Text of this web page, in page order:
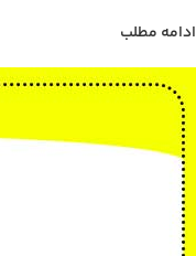
ادامه مطلب